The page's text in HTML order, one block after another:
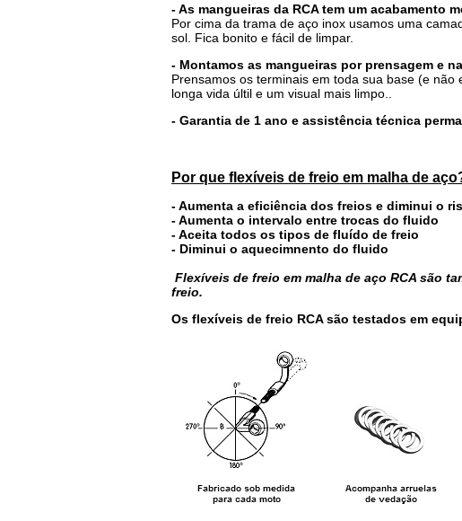
- As mangueiras da RCA tem um acabamento
Por cima da trama de aço inox usamos uma
sol. Fica bonito e fácil de limpar.
- Montamos as mangueiras por prensagem e
Prensamos os terminais em toda sua base (e
longa vida últil e um visual mais limpo..
- Garantia de 1 ano e assistência técnica
Por que flexíveis de freio em malha de
- Aumenta a eficiência dos freios e diminui o
- Aumenta o intervalo entre trocas do fluido
- Aceita todos os tipos de fluído de freio
- Diminui o aquecimnento do fluido
Flexíveis de freio em malha de aço RCA são
freio.
Os flexíveis de freio RCA são testados em